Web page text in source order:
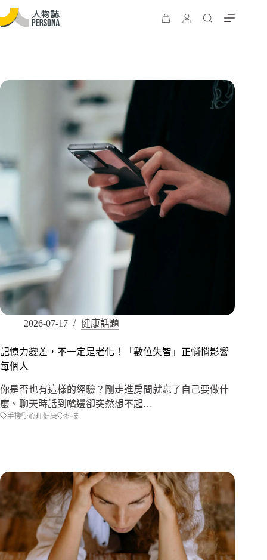
2026-07-17 健康話題
記憶力變差，不一定是老化！「數位失智」正悄悄影響
每個人
你是否也有這樣的經驗？剛走進房間就忘了自己要做什
麼、聊天時話到嘴邊卻突然想不起…
手機 心理健康 科技